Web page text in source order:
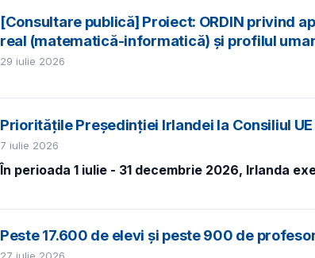
[Consultare publică] Proiect: ORDIN privind
real (matematică-informatică) și profilul
29 iulie 2026
Prioritățile Președinției Irlandei la Consiliul
7 iulie 2026
În perioada 1 iulie - 31 decembrie 2026, Irlanda
Peste 17.600 de elevi și peste 900 de